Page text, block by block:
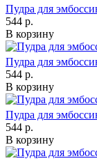
Пудра для
544 р.
В корзину
Пудра для
544 р.
В корзину
Пудра для
544 р.
В корзину